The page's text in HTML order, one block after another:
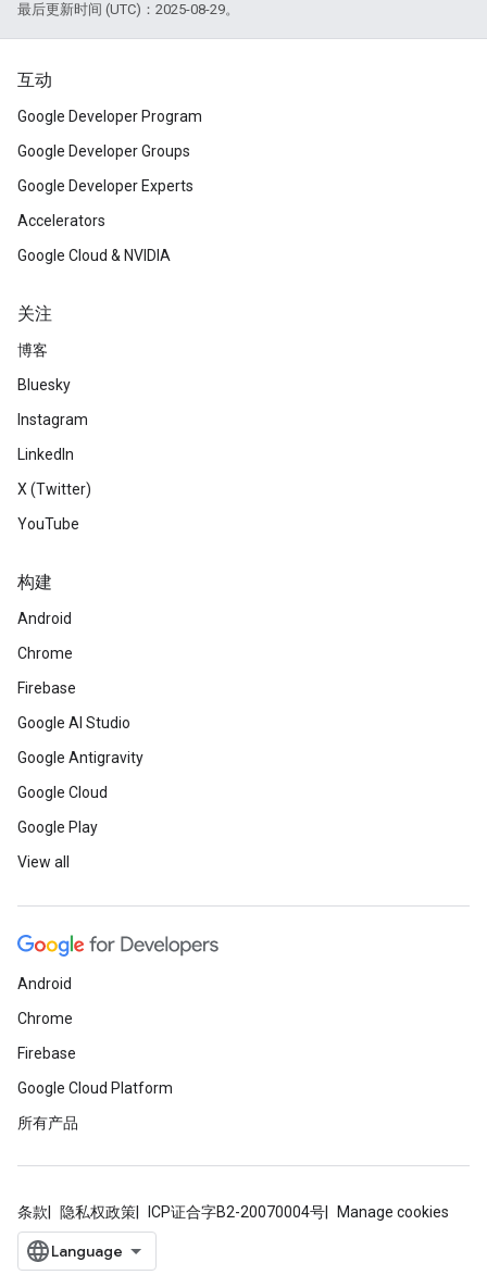
最后更新时间 (UTC)：2025-08-29。
互动
Google Developer Program
Google Developer Groups
Google Developer Experts
Accelerators
Google Cloud & NVIDIA
关注
博客
Bluesky
Instagram
LinkedIn
X (Twitter)
YouTube
构建
Android
Chrome
Firebase
Google AI Studio
Google Antigravity
Google Cloud
Google Play
View all
Android
Chrome
Firebase
Google Cloud Platform
所有产品
条款 隐私权政策 ICP证合字B2-20070004号 Manage cookies